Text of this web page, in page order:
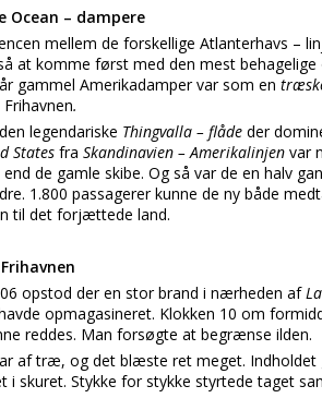
Ocean – dampere
mellem de forskellige Atlanterhavs –
at komme først med den mest behagelige
gammel Amerikadamper var som en
.
legendariske Thingvalla – flåde der
States fra Skandinavien – Amerikalinjen var
de gamle skibe. Og så var de en halv
1.800 passagerer kunne de ny både
til det forjættede land.
opstod der en stor brand i nærheden af
opmagasineret. Klokken 10 om
reddes. Man forsøgte at begrænse ilden.
af træ, og det blæste ret meget. Indholdet
i skuret. Stykke for stykke styrtede taget